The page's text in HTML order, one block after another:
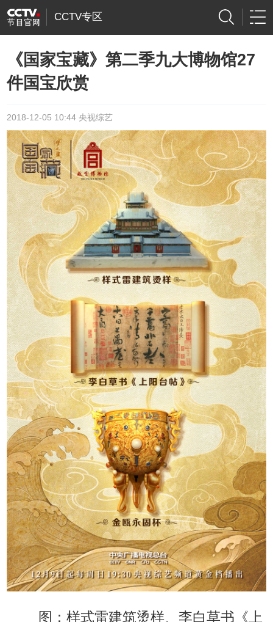
CCTV专区
《国家宝藏》第二季九大博物馆27
件国宝欣赏
2018-12-05 10:44 央视综艺
图：样式雷建筑烫样、李白草书《上